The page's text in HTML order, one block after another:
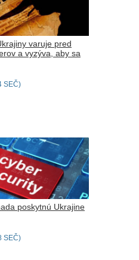
varuje pred
a vyzýva, aby sa
SEČ)
poskytnú Ukrajine
SEČ)